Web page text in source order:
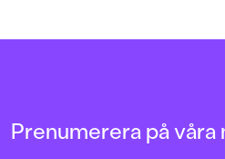
Prenumerera på